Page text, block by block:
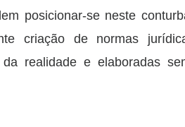
posicionar-se neste
criação de normas
da realidade e elaboradas